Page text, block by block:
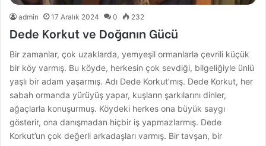
admin 17 Aralık 2024 0 232
Dede Korkut ve Doğanın Gücü
Bir zamanlar, çok uzaklarda, yemyeşil ormanlarla çevrili küçük
bir köy varmış. Bu köyde, herkesin çok sevdiği, bilgeliğiyle ünlü
yaşlı bir adam yaşarmış. Adı Dede Korkut’mış. Dede Korkut, her
sabah ormanda yürüyüş yapar, kuşların şarkılarını dinler,
ağaçlarla konuşurmuş. Köydeki herkes ona büyük saygı
gösterir, ona danışmadan hiçbir iş yapmazlarmış. Dede
Korkut’un çok değerli arkadaşları varmış. Bir tavşan, bir